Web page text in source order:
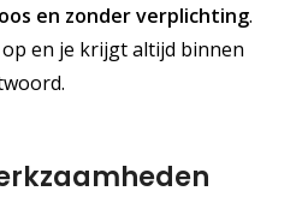
en zonder verplichting.
op en je krijgt altijd binnen